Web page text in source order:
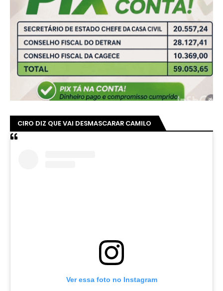
CIRO DIZ QUE VAI DESMASCARAR CAMILO
Ver essa foto no Instagram